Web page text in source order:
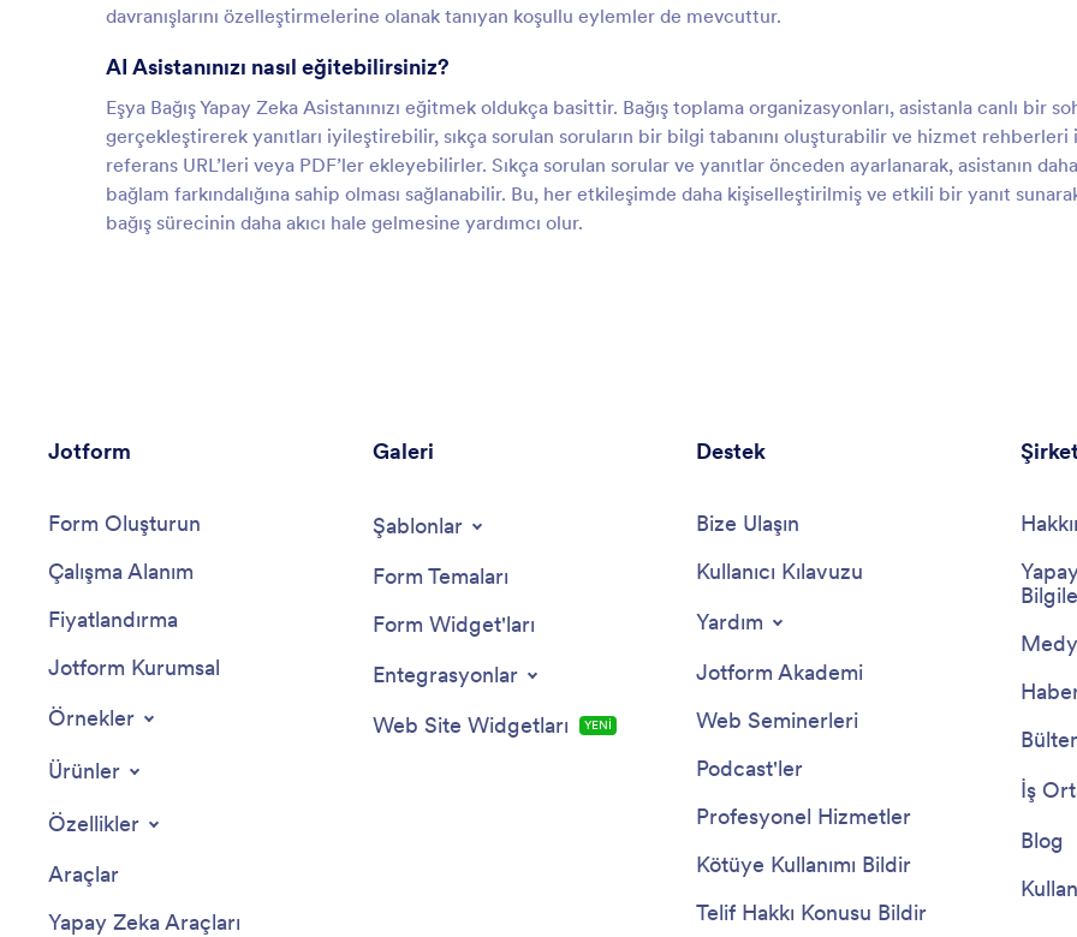
davranışlarını özelleştirmelerine olanak tanıyan koşullu eylemler de mevcuttur.
AI Asistanınızı nasıl eğitebilirsiniz?
Eşya Bağış Yapay Zeka Asistanınızı eğitmek oldukça basittir. Bağış toplama organizasyonları, asistanla canlı bir
gerçekleştirerek yanıtları iyileştirebilir, sıkça sorulan soruların bir bilgi tabanını oluşturabilir ve hizmet rehberleri
referans URL’leri veya PDF’ler ekleyebilirler. Sıkça sorulan sorular ve yanıtlar önceden ayarlanarak, asistanın daha
bağlam farkındalığına sahip olması sağlanabilir. Bu, her etkileşimde daha kişiselleştirilmiş ve etkili bir yanıt
bağış sürecinin daha akıcı hale gelmesine yardımcı olur.
Jotform
Form Oluşturun
Çalışma Alanım
Fiyatlandırma
Jotform Kurumsal
Örnekler
Ürünler
Özellikler
Araçlar
Yapay Zeka Araçları
Galeri
Şablonlar
Form Temaları
Form Widget'ları
Entegrasyonlar
Web Site Widgetları
YENİ
Destek
Bize Ulaşın
Kullanıcı Kılavuzu
Yardım
Jotform Akademi
Web Seminerleri
Podcast'ler
Profesyonel Hizmetler
Kötüye Kullanımı Bildir
Telif Hakkı Konusu Bildir
İş
Blog